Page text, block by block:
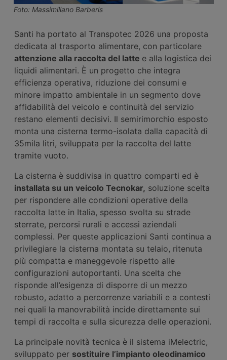
Foto: Massimiliano Barberis
Santi ha portato al Transpotec 2026 una proposta
dedicata al trasporto alimentare, con particolare
attenzione alla raccolta del latte e alla logistica dei
liquidi alimentari. È un progetto che integra
efficienza operativa, riduzione dei consumi e
minore impatto ambientale in un segmento dove
affidabilità del veicolo e continuità del servizio
restano elementi decisivi. Il semirimorchio esposto
monta una cisterna termo-isolata dalla capacità di
35mila litri, sviluppata per la raccolta del latte
tramite vuoto.
La cisterna è suddivisa in quattro comparti ed è
installata su un veicolo Tecnokar, soluzione scelta
per rispondere alle condizioni operative della
raccolta latte in Italia, spesso svolta su strade
sterrate, percorsi rurali e accessi aziendali
complessi. Per queste applicazioni Santi continua a
privilegiare la cisterna montata su telaio, ritenuta
più compatta e maneggevole rispetto alle
configurazioni autoportanti. Una scelta che
risponde all’esigenza di disporre di un mezzo
robusto, adatto a percorrenze variabili e a contesti
nei quali la manovrabilità incide direttamente sui
tempi di raccolta e sulla sicurezza delle operazioni.
La principale novità tecnica è il sistema iMelectric,
sviluppato per sostituire l’impianto oleodinamico